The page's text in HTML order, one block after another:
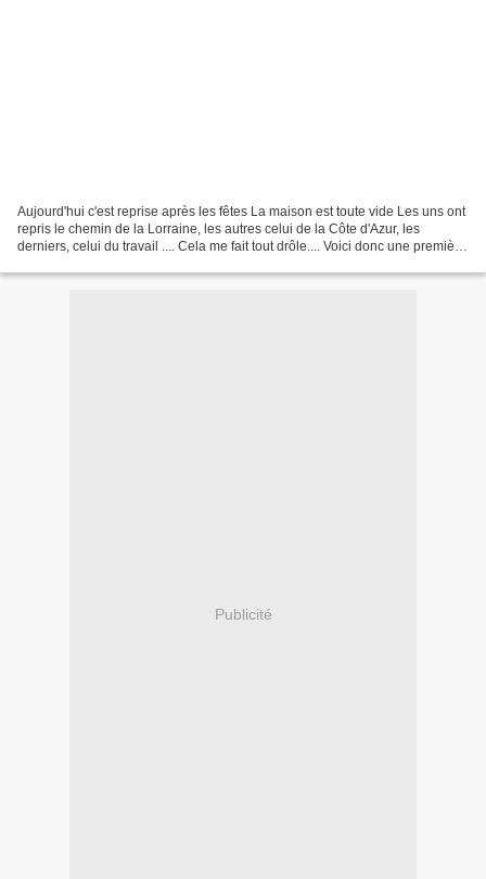
Aujourd'hui c'est reprise après les fêtes La maison est toute vide Les uns ont
repris le chemin de la Lorraine, les autres celui de la Côte d'Azur, les
derniers, celui du travail .... Cela me fait tout drôle.... Voici donc une première
Publicité